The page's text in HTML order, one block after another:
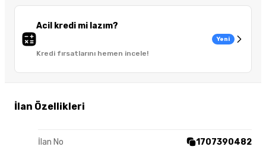
Acil kredi mi lazım?
Kredi fırsatlarını hemen incele!
Yeni
İlan Özellikleri
İlan No 1707390482